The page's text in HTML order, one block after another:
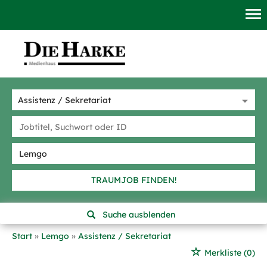
TRAUMJOB FINDEN!
Suche ausblenden
Start
Lemgo
Assistenz / Sekretariat
Merkliste (0)